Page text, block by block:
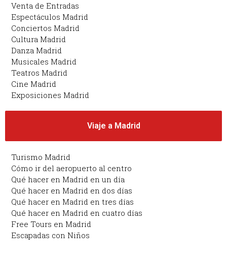
Venta de Entradas
Espectáculos Madrid
Conciertos Madrid
Cultura Madrid
Danza Madrid
Musicales Madrid
Teatros Madrid
Cine Madrid
Exposiciones Madrid
Viaje a Madrid
Turismo Madrid
Cómo ir del aeropuerto al centro
Qué hacer en Madrid en un día
Qué hacer en Madrid en dos días
Qué hacer en Madrid en tres días
Qué hacer en Madrid en cuatro días
Free Tours en Madrid
Escapadas con Niños